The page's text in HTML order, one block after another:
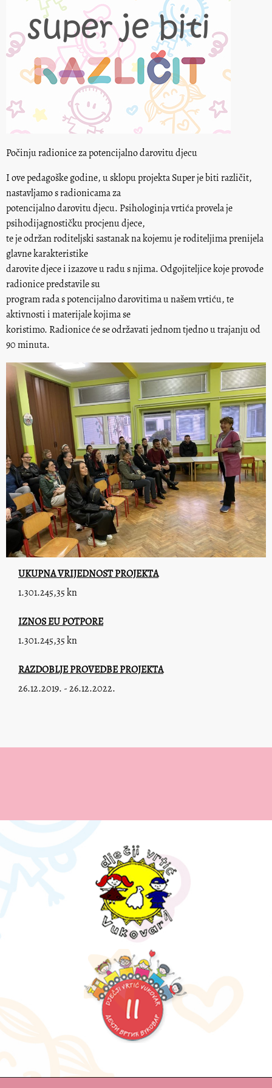
Počinju radionice za potencijalno darovitu djecu
I ove pedagoške godine, u sklopu projekta Super je biti različit,
nastavljamo s radionicama za
potencijalno darovitu djecu. Psihologinja vrtića provela je
psihodijagnostičku procjenu djece,
te je održan roditeljski sastanak na kojemu je roditeljima prenijela
glavne karakteristike
darovite djece i izazove u radu s njima. Odgojiteljice koje provode
radionice predstavile su
program rada s potencijalno darovitima u našem vrtiću, te
aktivnosti i materijale kojima se
koristimo. Radionice će se održavati jednom tjedno u trajanju od
90 minuta.
UKUPNA VRIJEDNOST PROJEKTA
1.301.245,35 kn
IZNOS EU POTPORE
1.301.245,35 kn
RAZDOBLJE PROVEDBE PROJEKTA
26.12.2019. - 26.12.2022.